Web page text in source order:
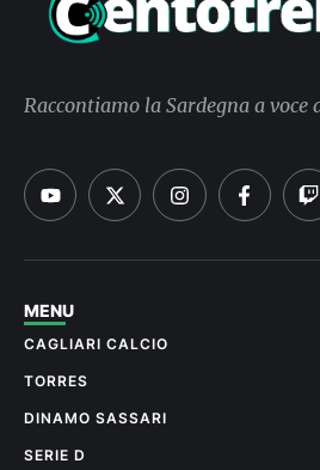
Raccontiamo la Sardegna a voce
MENU
CAGLIARI CALCIO
TORRES
DINAMO SASSARI
SERIE D